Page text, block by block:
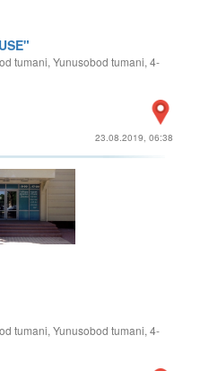
tumani, Yunusobod tumani, 4-
23.08.2019, 06:38
tumani, Yunusobod tumani, 4-